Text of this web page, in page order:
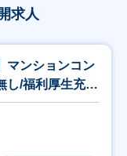
求人
マンションコン
/福利厚生充実